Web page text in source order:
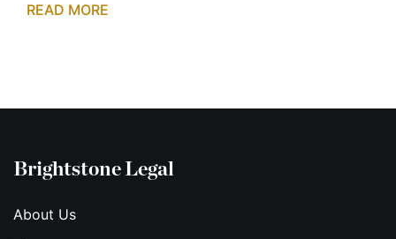
READ MORE
Brightstone Legal
About Us